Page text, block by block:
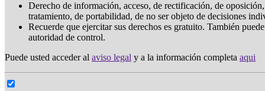
Derecho de información, acceso, de rectificación, de
tratamiento, de portabilidad, de no ser objeto de decisiones
Recuerde que ejercitar sus derechos es gratuito. También
autoridad de control.
Puede usted acceder al aviso legal y a la información completa aqui